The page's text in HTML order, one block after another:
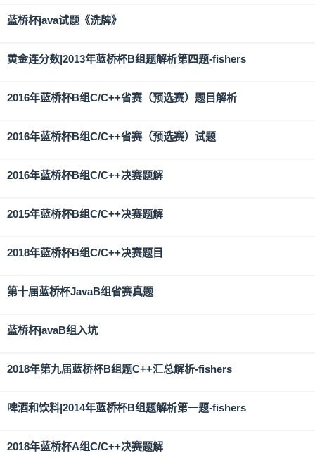
蓝桥杯java试题《洗牌》
黄金连分数|2013年蓝桥杯B组题解析第四题-fishers
2016年蓝桥杯B组C/C++省赛（预选赛）题目解析
2016年蓝桥杯B组C/C++省赛（预选赛）试题
2016年蓝桥杯B组C/C++决赛题解
2015年蓝桥杯B组C/C++决赛题解
2018年蓝桥杯B组C/C++决赛题目
第十届蓝桥杯JavaB组省赛真题
蓝桥杯javaB组入坑
2018年第九届蓝桥杯B组题C++汇总解析-fishers
啤酒和饮料|2014年蓝桥杯B组题解析第一题-fishers
2018年蓝桥杯A组C/C++决赛题解